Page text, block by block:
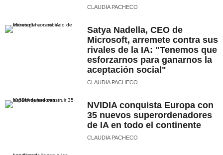
CLAUDIA PACHECO
Satya Nadella, CEO de
Microsoft, arremete contra sus
rivales de la IA: "Tenemos que
esforzarnos para ganarnos la
aceptación social"
CLAUDIA PACHECO
NVIDIA conquista Europa con
35 nuevos superordenadores
de IA en todo el continente
CLAUDIA PACHECO